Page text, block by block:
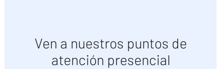
Ven a nuestros puntos de
atención presencial